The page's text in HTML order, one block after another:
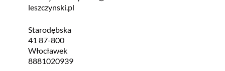
leszczynski.pl
Starodębska
41 87-800
Włocławek
8881020939